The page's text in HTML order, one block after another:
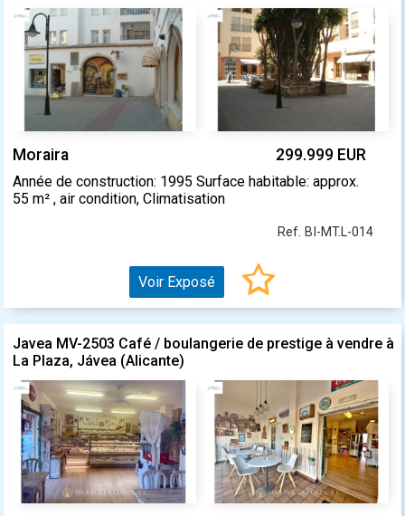
Moraira 299.999 EUR
Année de construction: 1995 Surface habitable: approx.
55 m² , air condition, Climatisation
Ref. BI-MT.L-014
Voir Exposé
Javea MV-2503 Café / boulangerie de prestige à vendre à
La Plaza, Jávea (Alicante)